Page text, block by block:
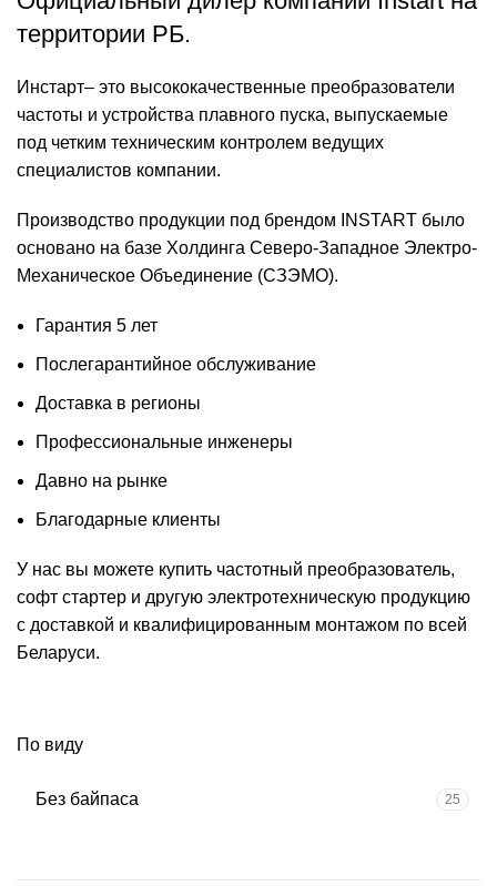
По виду
Без байпаса 25
территории РБ.
Инстарт– это высококачественные преобразователи
частоты и устройства плавного пуска, выпускаемые
под четким техническим контролем ведущих
специалистов компании.
Производство продукции под брендом INSTART было
основано на базе Холдинга Северо-Западное Электро-
Механическое Объединение (СЗЭМО).
Гарантия 5 лет
Послегарантийное обслуживание
Доставка в регионы
Профессиональные инженеры
Давно на рынке
Благодарные клиенты
У нас вы можете купить частотный преобразователь,
софт стартер и другую электротехническую продукцию
с доставкой и квалифицированным монтажом по всей
Беларуси.